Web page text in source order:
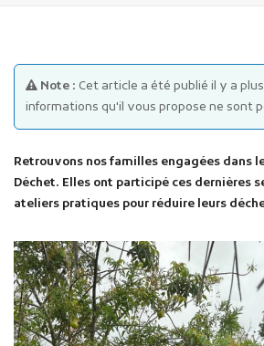
Publicité des actes
Marchés publics
Projets financés par
Plans d'accès
Note : Cet article a été publié il y a
informations qu'il vous propose ne sont
Retrouvons nos familles engagées dans
Déchet. Elles ont participé ces dernières
ateliers pratiques pour réduire leurs